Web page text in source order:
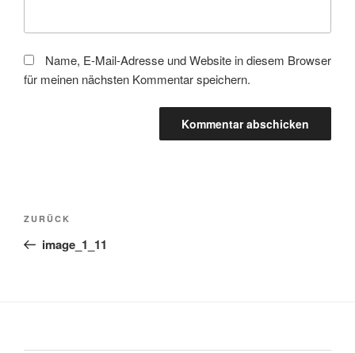
Name, E-Mail-Adresse und Website in diesem Browser
für meinen nächsten Kommentar speichern.
Beitragsnavigation
Vorheriger
Beitrag
ZURÜCK
image_1_11